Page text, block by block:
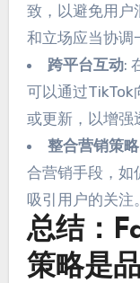
致，以避免用户
和立场应当协调
跨平台互动:
可以通过TikTok
或更新，以增强
整合营销策略
合营销手段，如
吸引用户的关注。
总结：
策略是